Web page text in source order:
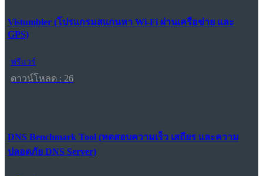
Vistumbler (โปรแกรมสแกนหา Wi-Fi ผ่านเครือข่าย และ
GPS)
ฟรีแวร์
ดาวน์โหลด : 26
DNS Benchmark Tool (ทดสอบความเร็ว เสถียร และความ
ปลอดภัย DNS Server)